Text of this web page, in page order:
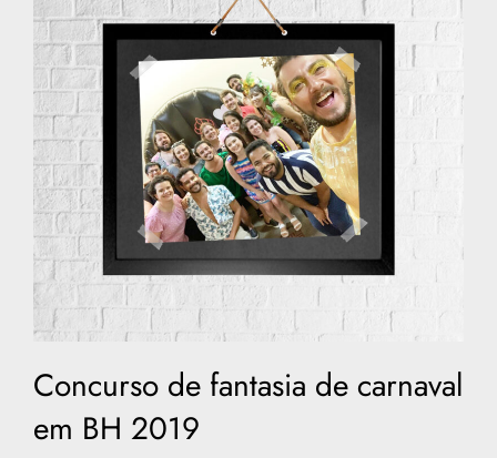
Concurso de fantasia de carnaval
em BH 2019